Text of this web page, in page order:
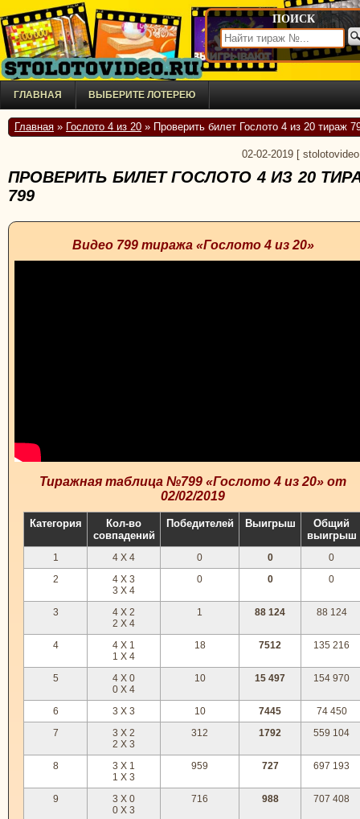
ПОИСК
ГЛАВНАЯ ВЫБЕРИТЕ ЛОТЕРЕЮ
Главная » Гослото 4 из 20 » Проверить билет Гослото 4 из 20 тираж
02-02-2019
ПРОВЕРИТЬ БИЛЕТ ГОСЛОТО 4 ИЗ 20
799
Видео 799 тиража «Гослото 4 из 20»
Тиражная таблица №799 «Гослото 4 из 20» от
02/02/2019
Категория
Кол-во
совпадений
Победителей Выигрыш
Общий
выигрыш
1 4 X 4 0 0
0
2
4 X 3
3 X 4
0 0 0
3
4 X 2
2 X 4
1 88 124 88 124
4
4 X 1
1 X 4
18 7512 135 216
5
4 X 0
0 X 4
10 15 497 154 970
6 3 X 3 10 7445
74 450
7
3 X 2
2 X 3
312 1792 559 104
8
3 X 1
1 X 3
959 727 697 193
9
3 X 0
0 X 3
716 988 707 408